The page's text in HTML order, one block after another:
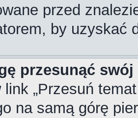
przed
by uzyskać
przesunąć
link „Przesuń
na samą górę